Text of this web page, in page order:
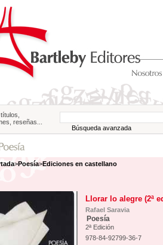
reseñas...
Búsqueda avanzada
>Poesía>Ediciones en castellano
Llorar lo alegre (2ª
Rafael Saravia
Poesía
2ª Edición
978-84-92799-36-7